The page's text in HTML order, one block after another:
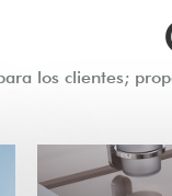
los clientes;